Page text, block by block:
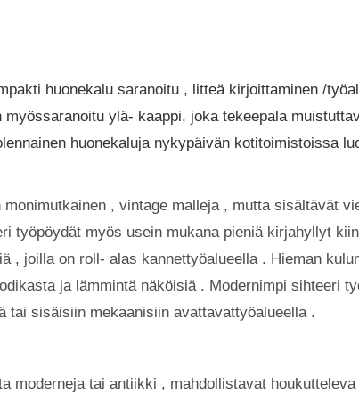
huonekalu saranoitu , litteä kirjoittaminen /
ylä- kaappi, joka tekeepala
huonekaluja nykypäivän kotitoimistoissa
, vintage malleja , mutta sisältävät
työpöydät myös usein mukana pieniä kirjahyllyt
, joilla on roll- alas kannettyöalueella . Hieman
ja lämmintä näköisiä . Modernimpi sihteeri
tai sisäisiin mekaanisiin avattavattyöalueella .
moderneja tai antiikki , mahdollistavat